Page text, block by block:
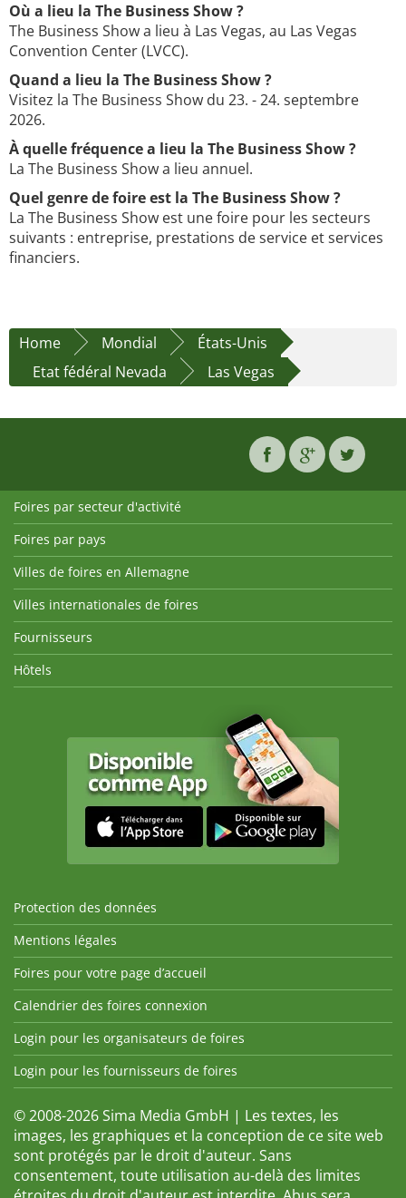
Où a lieu la The Business Show ?
The Business Show a lieu à Las Vegas, au Las Vegas
Convention Center (LVCC).
Quand a lieu la The Business Show ?
Visitez la The Business Show du 23. - 24. septembre
2026.
À quelle fréquence a lieu la The Business Show ?
La The Business Show a lieu annuel.
Quel genre de foire est la The Business Show ?
La The Business Show est une foire pour les secteurs
suivants : entreprise, prestations de service et services
financiers.
Home Mondial
États-Unis
Etat fédéral Nevada
Las Vegas
Foires par secteur d'activité
Foires par pays
Villes de foires en Allemagne
Villes internationales de foires
Fournisseurs
Hôtels
Protection des données
Mentions légales
Foires pour votre page d’accueil
Calendrier des foires connexion
Login pour les organisateurs de foires
Login pour les fournisseurs de foires
© 2008-2026 Sima Media GmbH | Les textes, les
images, les graphiques et la conception de ce site web
sont protégés par le droit d'auteur. Sans
consentement, toute utilisation au-delà des limites